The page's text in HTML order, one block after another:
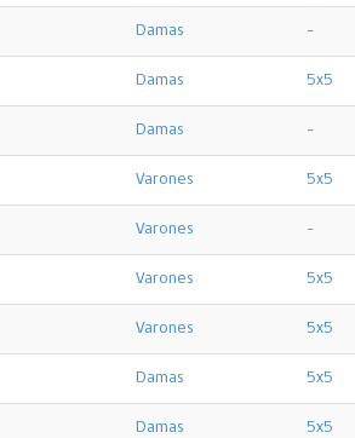
Damas -
Damas 5x5
Damas -
Varones 5x5
Varones -
Varones 5x5
Varones 5x5
Damas 5x5
Damas 5x5